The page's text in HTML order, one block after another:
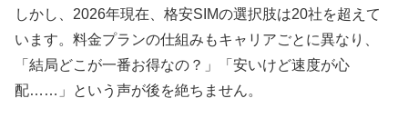
しかし、2026年現在、格安SIMの選択肢は20社を超えて
います。料金プランの仕組みもキャリアごとに異なり、
「結局どこが一番お得なの？」「安いけど速度が心
配……」という声が後を絶ちません。